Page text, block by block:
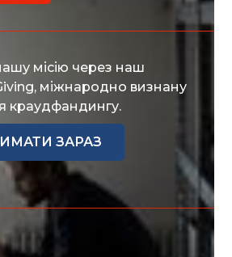
місію через наш
міжнародно визнану
краудфандингу.
ЗАРАЗ